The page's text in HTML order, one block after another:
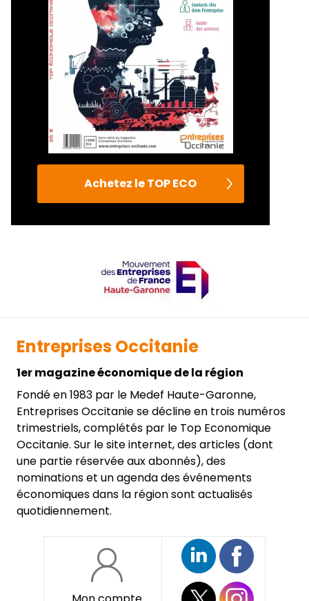
Achetez le TOP ECO
Entreprises Occitanie
1er magazine économique de la région
Fondé en 1983 par le Medef Haute-Garonne,
Entreprises Occitanie se décline en trois numéros
trimestriels, complétés par le Top Economique
Occitanie. Sur le site internet, des articles (dont
une partie réservée aux abonnés), des
nominations et un agenda des événements
économiques dans la région sont actualisés
quotidiennement.